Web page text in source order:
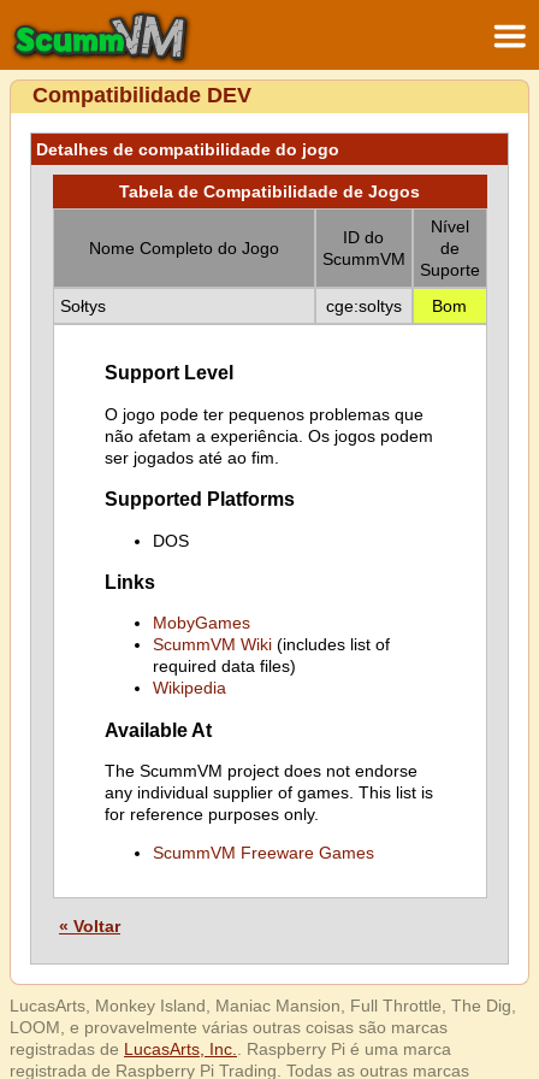
Compatibilidade DEV
Detalhes de compatibilidade do jogo
Tabela de Compatibilidade de Jogos
Nome Completo do Jogo
ID do
ScummVM
Nível
de
Suporte
Sołtys
cge:soltys Bom
Support Level
O jogo pode ter pequenos problemas que
não afetam a experiência. Os jogos podem
ser jogados até ao fim.
Supported Platforms
DOS
Links
MobyGames
ScummVM Wiki(includes list of
required data files)
Wikipedia
Available At
The ScummVM project does not endorse
any individual supplier of games. This list is
for reference purposes only.
ScummVM Freeware Games
« Voltar
LucasArts, Monkey Island, Maniac Mansion, Full Throttle, The Dig,
LOOM, e provavelmente várias outras coisas são marcas
registradas de LucasArts, Inc.
. Raspberry Pi é uma marca
registrada de Raspberry Pi Trading. Todas as outras marcas